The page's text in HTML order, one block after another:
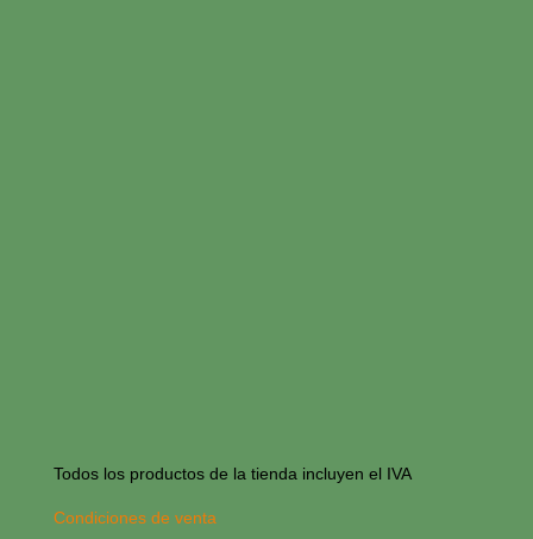
Todos los productos de la tienda incluyen el IVA
Condiciones de venta